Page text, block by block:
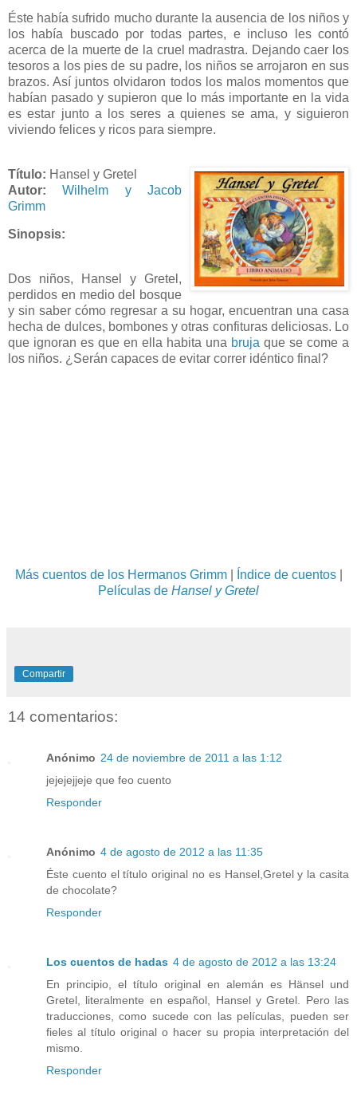
Éste había sufrido mucho durante la ausencia de los niños y
los había buscado por todas partes, e incluso les contó
acerca de la muerte de la cruel madrastra. Dejando caer los
tesoros a los pies de su padre, los niños se arrojaron en sus
brazos. Así juntos olvidaron todos los malos momentos que
habían pasado y supieron que lo más importante en la vida
es estar junto a los seres a quienes se ama, y siguieron
viviendo felices y ricos para siempre.
Título: Hansel y Gretel
Autor:
Wilhelm y Jacob
Grimm
Sinopsis:
Dos niños, Hansel y Gretel,
perdidos en medio del bosque
y sin saber cómo regresar a su hogar, encuentran una casa
hecha de dulces, bombones y otras confituras deliciosas. Lo
que ignoran es que en ella habita una bruja que se come a
los niños. ¿Serán capaces de evitar correr idéntico final?
Más cuentos de los Hermanos Grimm| Índice de cuentos|
Películas de Hansel y Gretel
Compartir
14 comentarios:
Anónimo 24 de noviembre de 2011 a las 1:12
jejejejjeje que feo cuento
Responder
Anónimo 4 de agosto de 2012 a las 11:35
Éste cuento el título original no es Hansel,Gretel y la casita
de chocolate?
Responder
Los cuentos de hadas 4 de agosto de 2012 a las 13:24
En principio, el título original en alemán es Hänsel und
Gretel, literalmente en español, Hansel y Gretel. Pero las
traducciones, como sucede con las películas, pueden ser
fieles al título original o hacer su propia interpretación del
mismo.
Responder